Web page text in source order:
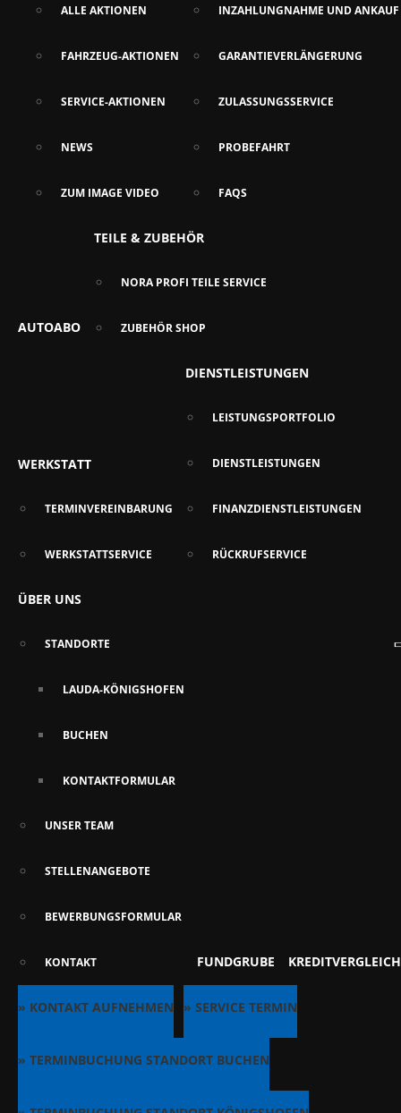
ALLE AKTIONEN
FAHRZEUG-AKTIONEN
SERVICE-AKTIONEN
NEWS
ZUM IMAGE VIDEO
INZAHLUNGNAHME UND ANKAUF
GARANTIEVERLÄNGERUNG
ZULASSUNGSSERVICE
PROBEFAHRT
FAQS
AUTOABO
TEILE & ZUBEHÖR
NORA PROFI TEILE SERVICE
ZUBEHÖR SHOP
WERKSTATT
TERMINVEREINBARUNG
WERKSTATTSERVICE
DIENSTLEISTUNGEN
LEISTUNGSPORTFOLIO
DIENSTLEISTUNGEN
FINANZDIENSTLEISTUNGEN
RÜCKRUFSERVICE
ÜBER UNS
STANDORTE
LAUDA-KÖNIGSHOFEN
BUCHEN
KONTAKTFORMULAR
UNSER TEAM
STELLENANGEBOTE
BEWERBUNGSFORMULAR
KONTAKT FUNDGRUBE KREDITVERGLEICH
» KONTAKT AUFNEHMEN » SERVICE TERMIN
» TERMINBUCHUNG STANDORT BUCHEN